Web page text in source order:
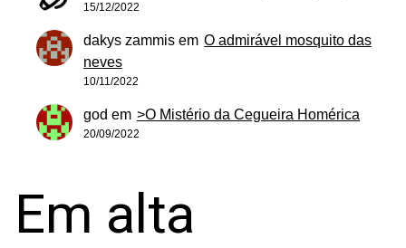
15/12/2022
dakys zammis em O admirável mosquito das
neves
10/11/2022
god em >O Mistério da Cegueira Homérica
20/09/2022
Em alta